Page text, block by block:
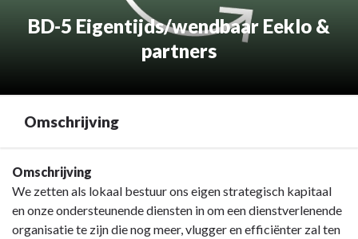
BD-5 Eigentijds/wendbaar Eeklo &
partners
Omschrijving
Terug
naar
navigatie
Omschrijving
We zetten als lokaal bestuur ons eigen strategisch kapitaal
en onze ondersteunende diensten in om een dienstverlenende
organisatie te zijn die nog meer, vlugger en efficiënter zal ten